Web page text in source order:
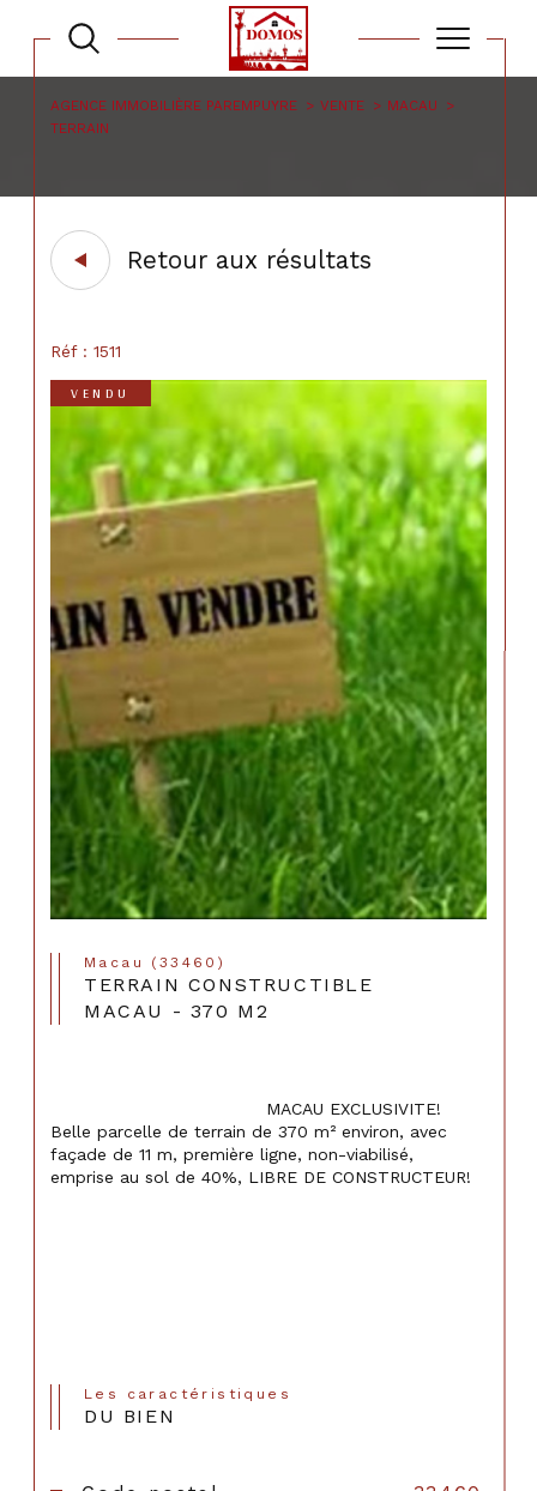
AGENCE IMMOBILIÈRE PAREMPUYRE VENTE
MACAU
TERRAIN
Retour aux résultats
Réf : 1511
VENDU
Macau (33460)
TERRAIN CONSTRUCTIBLE
MACAU - 370 M2
Belle parcelle de terrain de 370 m² environ, avec
façade de 11 m, première ligne, non-viabilisé,
emprise au sol de 40%, LIBRE DE CONSTRUCTEUR!
Les caractéristiques
DU BIEN